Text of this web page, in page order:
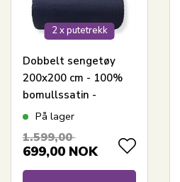
2 x putetrekk
Dobbelt sengetøy
200x200 cm - 100%
bomullssatin -
Klassiske mørkeblå
På lager
1.599,00
699,00 NOK